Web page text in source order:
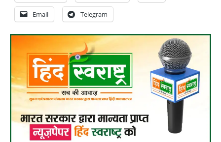
Email Telegram